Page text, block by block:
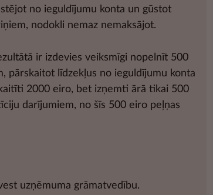
no ieguldījumu konta un gūstot
nodokli nemaz nemaksājot.
ir izdevies veiksmīgi nopelnīt 500
pārskaitot līdzekļus no ieguldījumu konta
2000 eiro, bet izņemti ārā tikai 500
darījumiem, no šīs 500 eiro peļņas
uzņēmuma grāmatvedību.